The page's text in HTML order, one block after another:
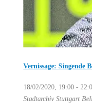
Vernissage: Singende
18/02/2020, 19:00 -
Stadtarchiv Stuttgart